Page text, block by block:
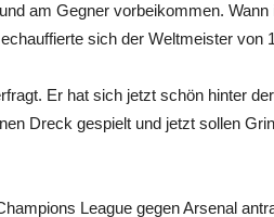
am Gegner vorbeikommen.
sich der Weltmeister von
Er hat sich jetzt schön hinter
Dreck gespielt und jetzt sollen
League gegen Arsenal